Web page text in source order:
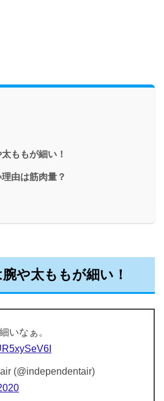
ももが細い！
由は筋肉量？
や太ももが細い！
いなぁ。
(@independentair)